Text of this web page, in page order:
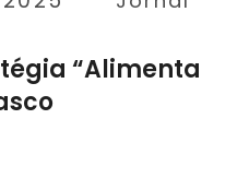
“Alimenta